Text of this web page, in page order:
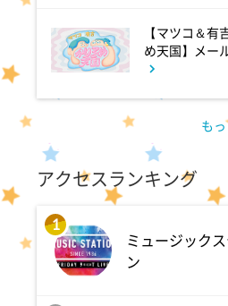
ドラえもん 【ウラメ
ン】ほか
5:30
ANNスーパーJチャンネ
よる
人生の楽園 夏の1時
と大好きスペシャル
【マツコ＆
め天国】メー
も
アクセスランキング
1
ミュージック
ン